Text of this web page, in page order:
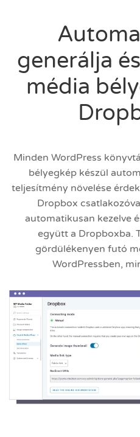
generálja
média
Minden WordPress
bélyegkép készül
teljesítmény növelése
Dropbox
automatikusan kezelve
együtt a Dropboxba.
gördülékenyen futó
WordPressben,